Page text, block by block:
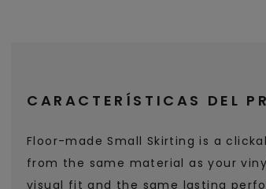
CARACTERÍSTICAS DEL
Floor-made Small Skirting is a
from the same material as your
visual fit and the same lasting